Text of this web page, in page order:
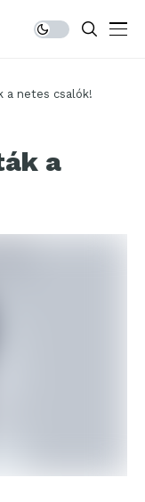
a netes csalók!
a